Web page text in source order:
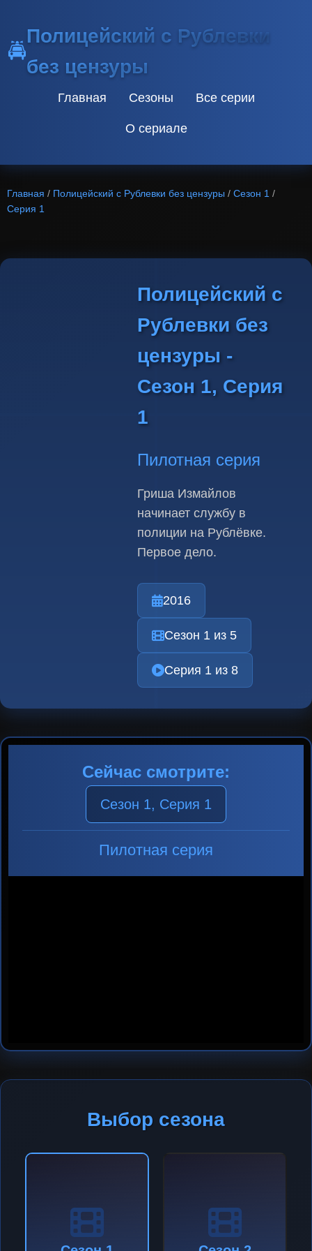
🚔
Полицейский с Рублевки
без цензуры
Главная Сезоны Все серии
О сериале
Главная / Полицейский с Рублевки без цензуры / Сезон 1 /
Серия 1
Полицейский с
Рублевки без
цензуры -
Сезон 1, Серия
1
Пилотная серия
Гриша Измайлов
начинает службу в
полиции на Рублёвке.
Первое дело.
2016
Сезон 1 из 5
Серия 1 из 8
Сейчас смотрите:
Сезон 1, Серия 1
Пилотная серия
Выбор сезона